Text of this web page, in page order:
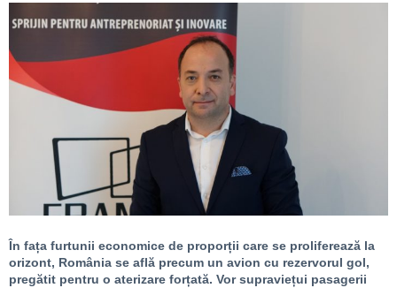
În fața furtunii economice de proporții care se proliferează la
orizont, România se află precum un avion cu rezervorul gol,
pregătit pentru o aterizare forțată. Vor supraviețui pasagerii